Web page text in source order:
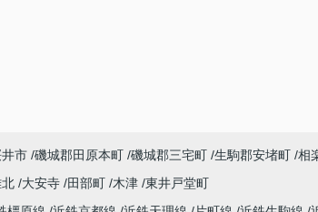
市 磯城郡田原本町 磯城郡三宅町 生駒郡安堵町 相
大安寺 田部町 木津 東井戸堂町